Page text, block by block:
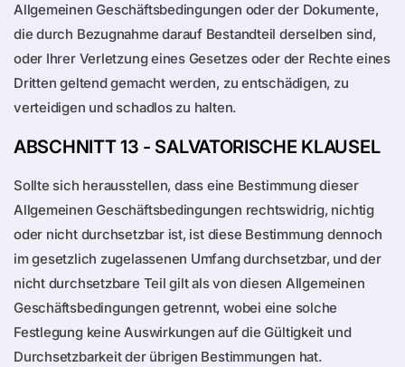
Allgemeinen Geschäftsbedingungen oder der Dokumente,
die durch Bezugnahme darauf Bestandteil derselben sind,
oder Ihrer Verletzung eines Gesetzes oder der Rechte eines
Dritten geltend gemacht werden, zu entschädigen, zu
verteidigen und schadlos zu halten.
ABSCHNITT 13 - SALVATORISCHE KLAUSEL
Sollte sich herausstellen, dass eine Bestimmung dieser
Allgemeinen Geschäftsbedingungen rechtswidrig, nichtig
oder nicht durchsetzbar ist, ist diese Bestimmung dennoch
im gesetzlich zugelassenen Umfang durchsetzbar, und der
nicht durchsetzbare Teil gilt als von diesen Allgemeinen
Geschäftsbedingungen getrennt, wobei eine solche
Festlegung keine Auswirkungen auf die Gültigkeit und
Durchsetzbarkeit der übrigen Bestimmungen hat.